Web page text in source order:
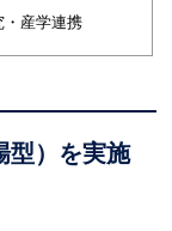
・産学連携
型）を実施